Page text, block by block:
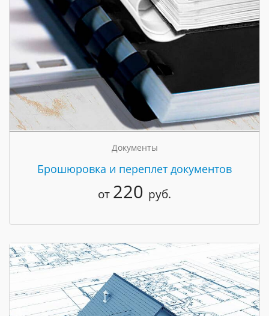
Документы
Брошюровка и переплет документов
от 220 руб.